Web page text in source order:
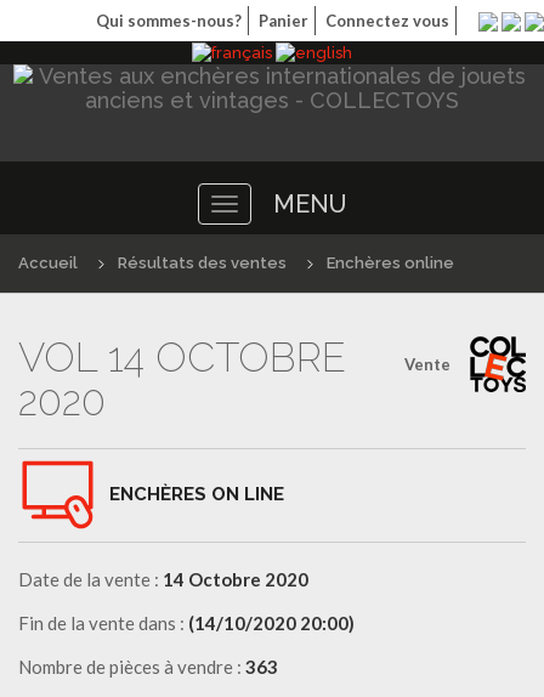
Qui sommes-nous? Panier Connectez vous
Toggle
navigation
MENU
Accueil Résultats des ventes Enchères online
Vente
VOL 14 OCTOBRE
2020
ENCHÈRES ON LINE
Date de la vente : 14 Octobre 2020
Fin de la vente dans : (14/10/2020 20:00)
Nombre de pièces à vendre : 363